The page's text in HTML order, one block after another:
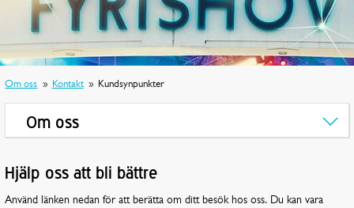
Om oss Kontakt Kundsynpunkter
Om oss
Hjälp oss att bli bättre
Använd länken nedan för att berätta om ditt besök hos oss. Du kan vara